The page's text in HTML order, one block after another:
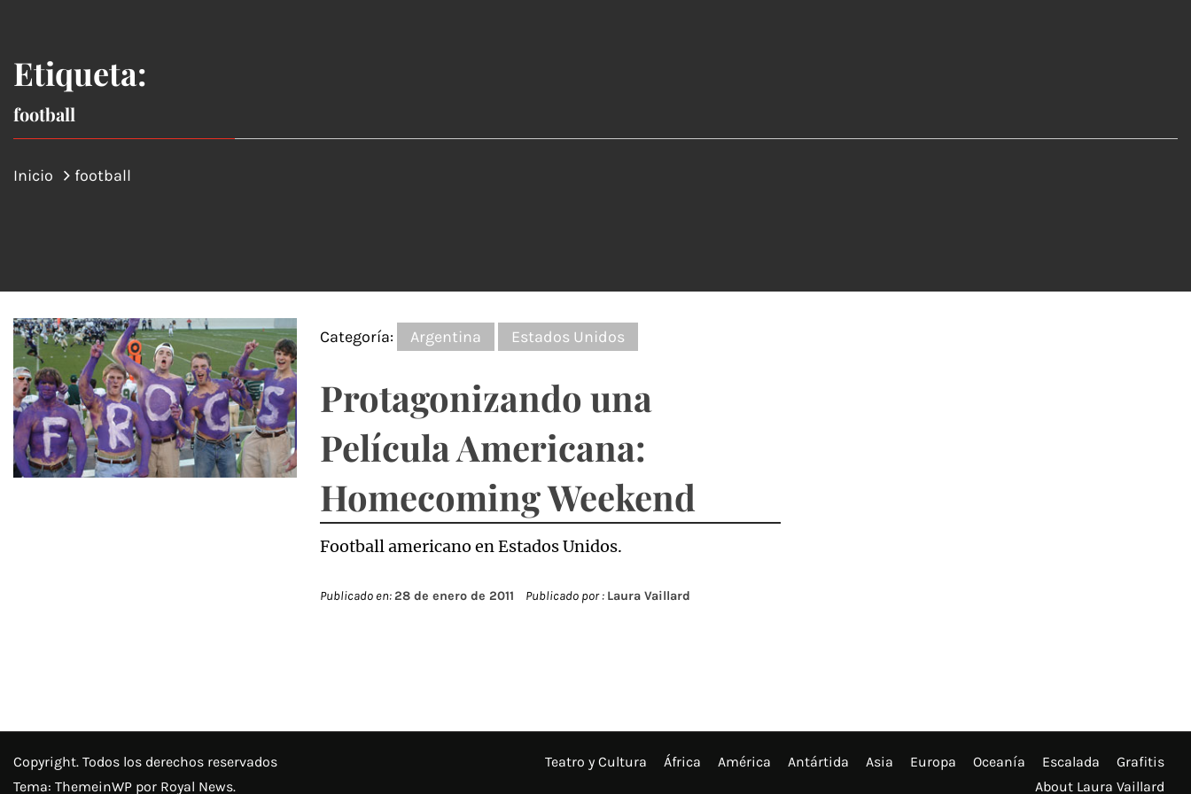
Etiqueta:
football
Inicio football
Categoría: Argentina Estados Unidos
Protagonizando una
Película Americana:
Homecoming Weekend
Football americano en Estados Unidos.
Publicado en:28 de enero de 2011 Publicado por : Laura Vaillard
Copyright. Todos los derechos reservados
Tema: ThemeinWP por Royal News.
Teatro y Cultura África América Antártida Asia Europa Oceanía Escalada
Grafitis
About Laura Vaillard